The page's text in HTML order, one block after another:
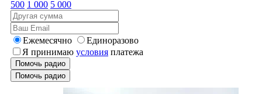
500 1 000 5 000
Ежемесячно
Единоразово
Я принимаю условия платежа
Помочь радио
Помочь радио